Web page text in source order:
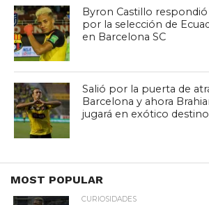
Byron Castillo respondió
por la selección de
en Barcelona SC
Salió por la puerta de
Barcelona y ahora
jugará en exótico destino
MOST POPULAR
CURIOSIDADES